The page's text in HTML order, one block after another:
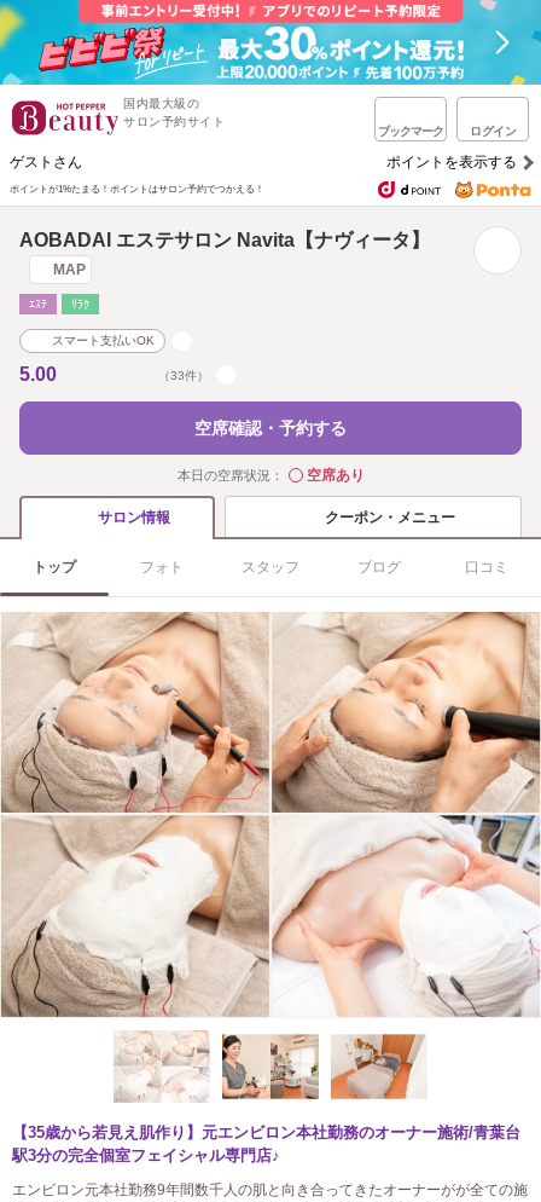
国内最大級の
サロン予約サイト
ブックマーク ログイン
ゲストさん ポイントを表示する
ポイントが1%たまる！ ポイントはサロン予約でつかえる！
AOBADAI エステサロン Navita【ナヴィータ】
MAP
ｴｽﾃ ﾘﾗｸ
スマート支払いOK
5.00 （33件）
空席確認・予約する
本日の空席状況： ◯空席あり
サロン情報 クーポン・メニュー
トップ フォト スタッフ ブログ 口コミ
【35歳から若見え肌作り】元エンビロン本社勤務のオーナー施術/青葉台
駅3分の完全個室フェイシャル専門店♪
エンビロン元本社勤務9年間数千人の肌と向き合ってきたオーナーがが全ての施